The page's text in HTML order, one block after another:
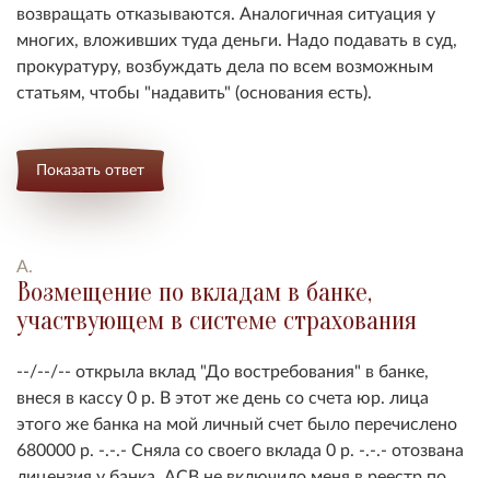
возвращать отказываются. Аналогичная ситуация у
многих, вложивших туда деньги. Надо подавать в суд,
прокуратуру, возбуждать дела по всем возможным
статьям, чтобы "надавить" (основания есть).
Показать ответ
А.
Возмещение по вкладам в банке,
участвующем в системе страхования
--/--/-- открыла вклад "До востребования" в банке,
внеся в кассу 0 р. В этот же день со счета юр. лица
этого же банка на мой личный счет было перечислено
680000 р. -.-.- Сняла со своего вклада 0 р. -.-.- отозвана